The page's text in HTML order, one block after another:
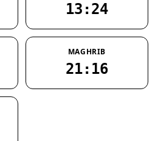
13:24
MAGHRIB
21:16